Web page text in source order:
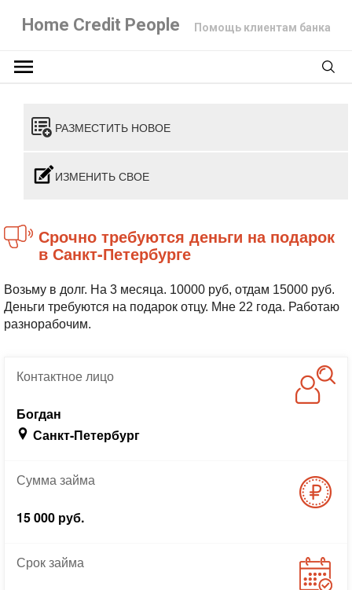
Home Credit People Помощь клиентам банка
РАЗМЕСТИТЬ НОВОЕ
ИЗМЕНИТЬ СВОЕ
Срочно требуются деньги на подарок
в Санкт-Петербурге
Возьму в долг. На 3 месяца. 10000 руб, отдам 15000 руб.
Деньги требуются на подарок отцу. Мне 22 года. Работаю
разнорабочим.
Контактноелицо
Богдан
Санкт-Петербург
Суммазайма
15 000 руб.
Срокзайма